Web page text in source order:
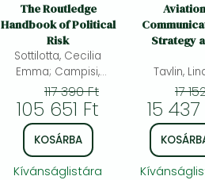
The Routledge
Handbook of Political
Risk
Sottilotta, Cecilia
Emma; Campisi,
Julian; Leitner,
Johannes; Meissner,
Hannes
117 390 Ft
105 651 Ft
KOSÁRBA
Kívánságlistára
Aviation
Strategy
Success
Preventing
Tavlin,
17
15